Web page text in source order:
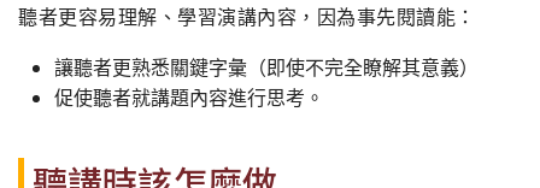
聽者更容易理解、學習演講內容，因為事先閱讀能：
讓聽者更熟悉關鍵字彙（即使不完全瞭解其意義）
促使聽者就講題內容進行思考。